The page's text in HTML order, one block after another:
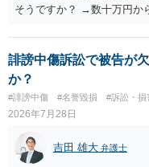
そうですか？ →数十万円か
渉が行われ、双方合意に至
訟提起を選択すれば訴訟の
誹謗中傷訴訟で被告が
か？
#誹謗中傷 #名誉毀損 #訴訟・損
2026年7月28日
吉田 雄大 弁護士